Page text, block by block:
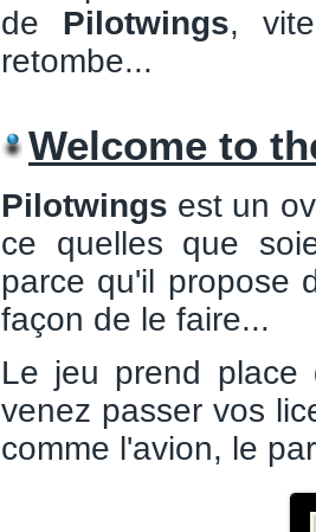
de Pilotwings,
retombe...
Welcome to
Pilotwings est un
ce quelles que
parce qu'il propose
façon de le faire...
Le jeu prend place
venez passer vos
comme l'avion, le